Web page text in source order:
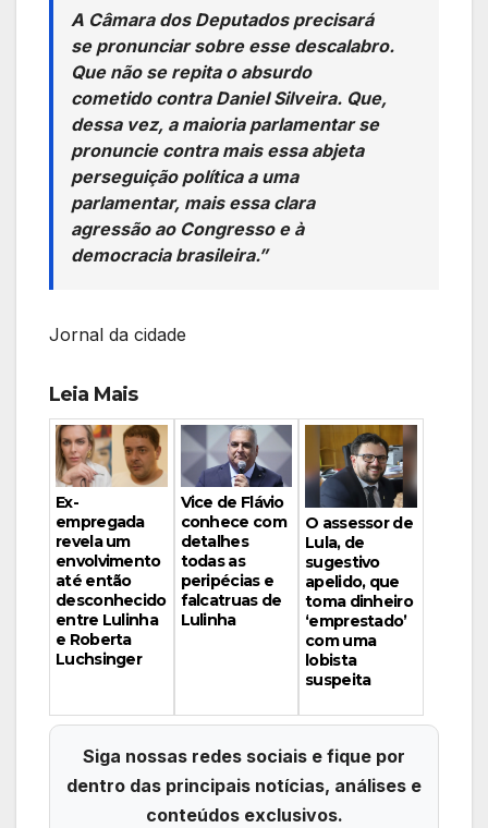
A Câmara dos Deputados precisará
se pronunciar sobre esse descalabro.
Que não se repita o absurdo
cometido contra Daniel Silveira. Que,
dessa vez, a maioria parlamentar se
pronuncie contra mais essa abjeta
perseguição política a uma
parlamentar, mais essa clara
agressão ao Congresso e à
democracia brasileira.”
Jornal da cidade
Leia Mais
Ex-
empregada
revela um
envolvimento
até então
desconhecido
entre Lulinha
e Roberta
Luchsinger
Vice de Flávio
conhece com
detalhes
todas as
peripécias e
falcatruas de
Lulinha
O assessor de
Lula, de
sugestivo
apelido, que
toma dinheiro
‘emprestado’
com uma
lobista
suspeita
Siga nossas redes sociais e fique por
dentro das principais notícias, análises e
conteúdos exclusivos.